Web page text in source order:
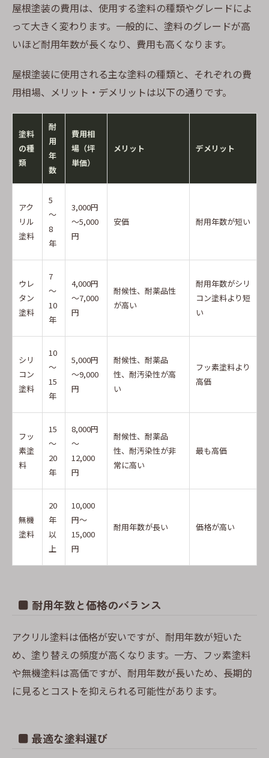
屋根塗装の費用は、使用する塗料の種類やグレードによ
って大きく変わります。一般的に、塗料のグレードが高
いほど耐用年数が長くなり、費用も高くなります。
屋根塗装に使用される主な塗料の種類と、それぞれの費
用相場、メリット・デメリットは以下の通りです。
塗料
の種
類
耐
用
年
数
費用相
場（坪
単価）
メリット デメリット
アク
リル
塗料
5
～
8
年
3,000円
～5,000
円
安価 耐用年数が短い
ウレ
タン
塗料
7
～
10
年
4,000円
～7,000
円
耐候性、耐薬品性
が高い
耐用年数がシリ
コン塗料より短
い
シリ
コン
塗料
10
～
15
年
5,000円
～9,000
円
耐候性、耐薬品
性、耐汚染性が高
い
フッ素塗料より
高価
フッ
素塗
料
15
～
20
年
8,000円
～
12,000
円
耐候性、耐薬品
性、耐汚染性が非
常に高い
最も高価
無機
塗料
20
年
以
上
10,000
円～
15,000
円
耐用年数が長い 価格が高い
■ 耐用年数と価格のバランス
アクリル塗料は価格が安いですが、耐用年数が短いた
め、塗り替えの頻度が高くなります。一方、フッ素塗料
や無機塗料は高価ですが、耐用年数が長いため、長期的
に見るとコストを抑えられる可能性があります。
■ 最適な塗料選び